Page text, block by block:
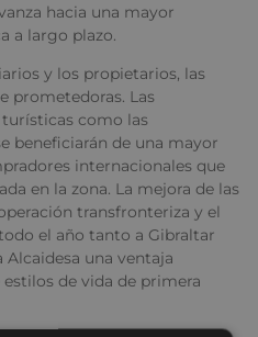
hacia una mayor
a largo plazo.
y los propietarios, las
prometedoras. Las
como las
beneficiarán de una mayor
internacionales que
en la zona. La mejora de las
transfronteriza y el
el año tanto a Gibraltar
Alcaidesa una ventaja
de vida de primera